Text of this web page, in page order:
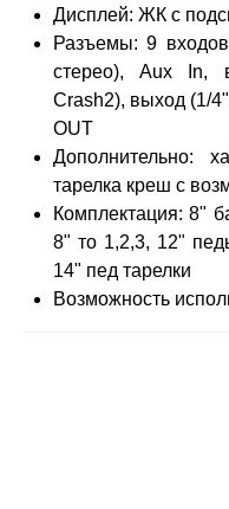
Дисплей: ЖК с
Разъемы: 9
стерео), Aux In,
Crash2), выход (1/
OUT
Дополнительно:
тарелка креш с
Комплектация: 8"
8" то 1,2,3, 12"
14" пед тарелки
Возможность